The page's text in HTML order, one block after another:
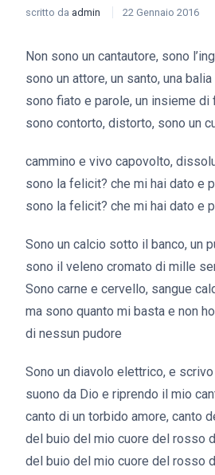
scritto da admin 22 Gennaio 2016
Non sono un cantautore, sono
sono un attore, un santo, una
sono fiato e parole, un insieme
sono contorto, distorto, sono un
cammino e vivo capovolto,
sono la felicit? che mi hai dato e
sono la felicit? che mi hai dato e
Sono un calcio sotto il banco, un
sono il veleno cromato di mille
Sono carne e cervello, sangue
ma sono quanto mi basta e non
di nessun pudore
Sono un diavolo elettrico, e
suono da Dio e riprendo il mio
canto di un torbido amore, canto
del buio del mio cuore del rosso
del buio del mio cuore del rosso